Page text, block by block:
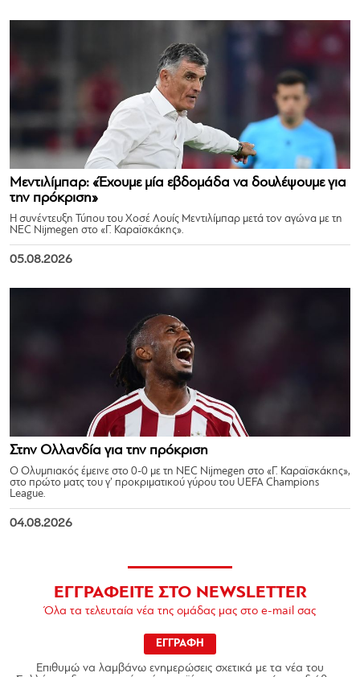
Μεντιλίμπαρ: «Έχουμε μία εβδομάδα να δουλέψουμε για
την πρόκριση»
Η συνέντευξη Τύπου του Χοσέ Λουίς Μεντιλίμπαρ μετά τον αγώνα με τη
NEC Nijmegen στο «Γ. Καραϊσκάκης».
05.08.2026
Στην Ολλανδία για την πρόκριση
Ο Ολυμπιακός έμεινε στο 0-0 με τη NEC Nijmegen στο «Γ. Καραϊσκάκης»,
στο πρώτο ματς του γ’ προκριματικού γύρου του UEFA Champions
League.
04.08.2026
ΕΓΓΡΑΦΕΙΤΕ ΣΤΟ NEWSLETTER
Όλα τα τελευταία νέα της ομάδας μας στο e-mail σας
ΕΓΓΡΑΦΗ
Επιθυμώ να λαμβάνω ενημερώσεις σχετικά με τα νέα του